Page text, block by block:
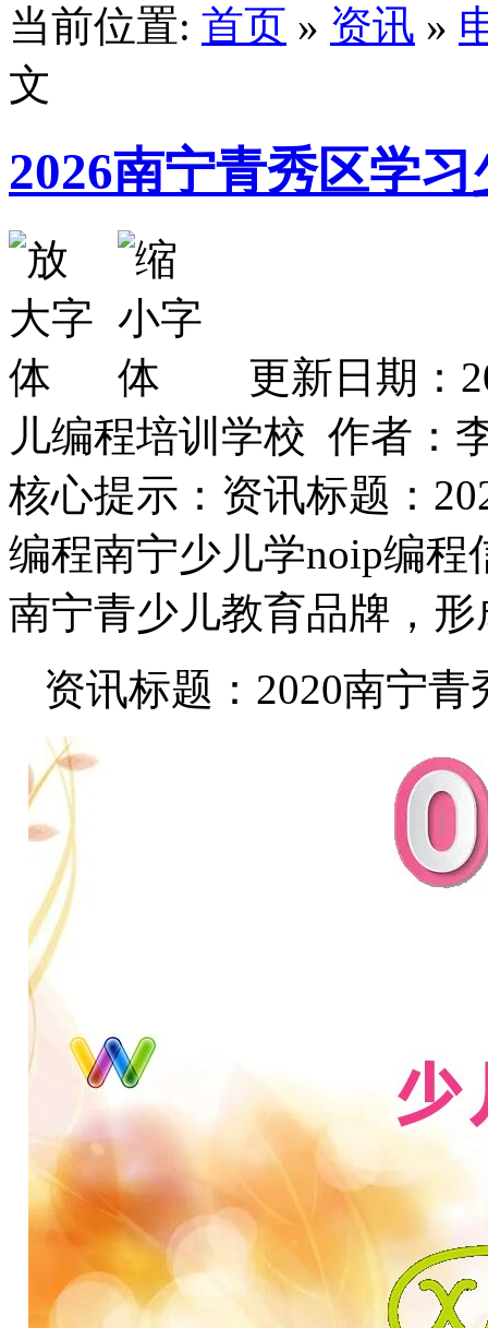
当前位置: 首页 » 资讯 »
文
2026南宁青秀区学
更新日期：
儿编程培训学校 作者：
核心提示：资讯标题：
编程南宁少儿学noip编
南宁青少儿教育品牌，
资讯标题：2020南宁